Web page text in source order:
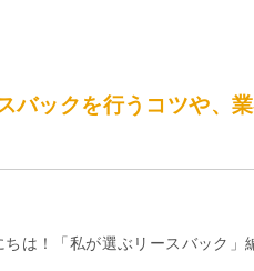
バックを行うコツや、
ちは！「私が選ぶリースバック」